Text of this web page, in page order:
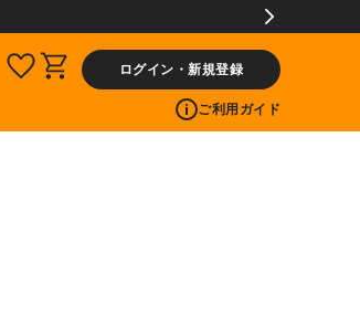
ログイン・新規登録
ご利用ガイド